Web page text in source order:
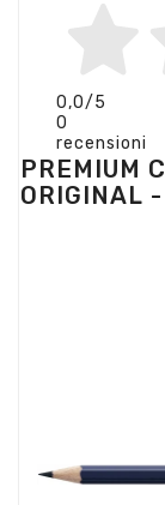
0,0/5
0
recensioni
PREMIUM
ORIGINAL